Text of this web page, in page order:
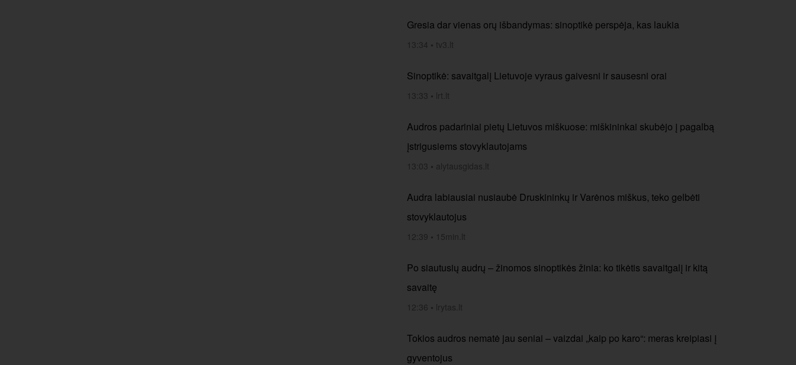
Gresia dar vienas orų išbandymas: sinoptikė perspėja, kas laukia
13:34 • tv3.lt
Sinoptikė: savaitgalį Lietuvoje vyraus gaivesni ir sausesni orai
13:33 • lrt.lt
Audros padariniai pietų Lietuvos miškuose: miškininkai skubėjo į pagalbą
įstrigusiems stovyklautojams
13:03 • alytausgidas.lt
Audra labiausiai nusiaubė Druskininkų ir Varėnos miškus, teko gelbėti
stovyklautojus
12:39 • 15min.lt
Po siautusių audrų – žinomos sinoptikės žinia: ko tikėtis savaitgalį ir kitą
savaitę
12:36 • lrytas.lt
Tokios audros nematė jau seniai – vaizdai „kaip po karo“: meras kreipiasi į
gyventojus